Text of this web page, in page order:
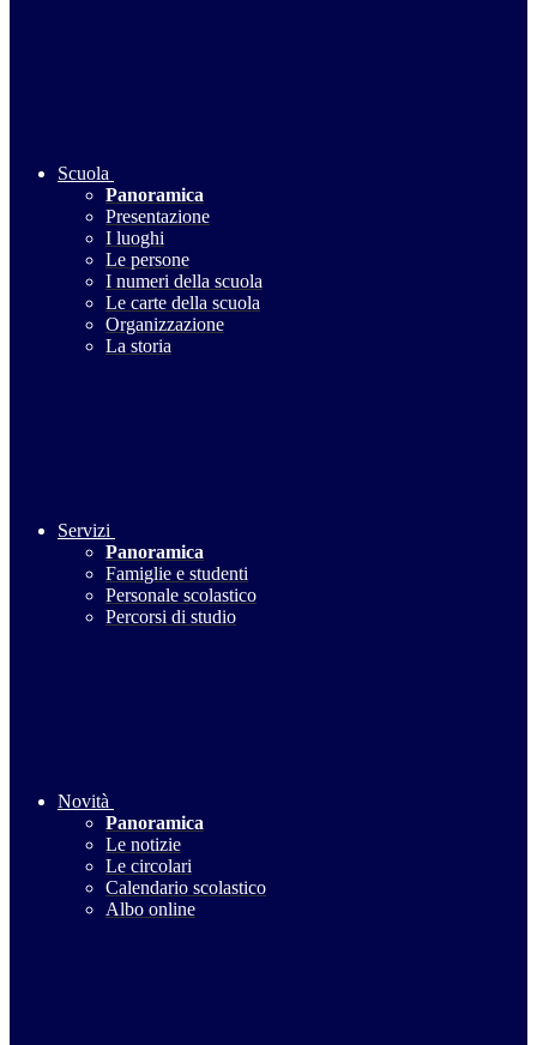
Scuola
Panoramica
Presentazione
I luoghi
Le persone
I numeri della scuola
Le carte della scuola
Organizzazione
La storia
Servizi
Panoramica
Famiglie e studenti
Personale scolastico
Percorsi di studio
Novità
Panoramica
Le notizie
Le circolari
Calendario scolastico
Albo online